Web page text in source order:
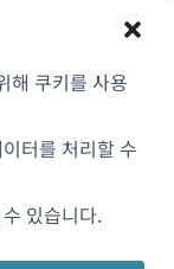
해 쿠키를 사용
터를 처리할 수
있습니다.